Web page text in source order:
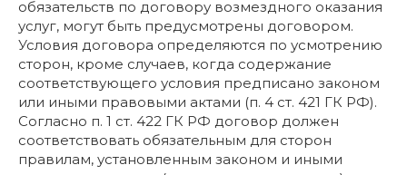
обязательств по договору возмездного оказания
услуг, могут быть предусмотрены договором.
Условия договора определяются по усмотрению
сторон, кроме случаев, когда содержание
соответствующего условия предписано законом
или иными правовыми актами (п. 4 ст. 421 ГК РФ).
Согласно п. 1 ст. 422 ГК РФ договор должен
соответствовать обязательным для сторон
правилам, установленным законом и иными